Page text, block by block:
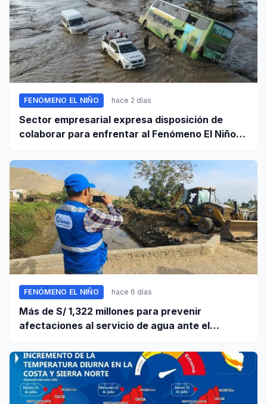
FENÓMENO EL NIÑO hace 2 días
Sector empresarial expresa disposición de
colaborar para enfrentar al Fenómeno El Niño,
FENÓMENO EL NIÑO hace 6 días
Más de S/ 1,322 millones para prevenir
afectaciones al servicio de agua ante el